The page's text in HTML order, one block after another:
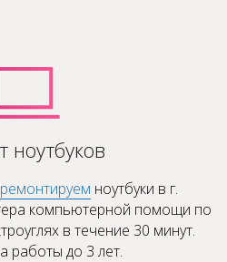
ноутбуков
ремонтируем ноутбуки в г.
компьютерной помощи по
в течение 30 минут.
работы до 3 лет.